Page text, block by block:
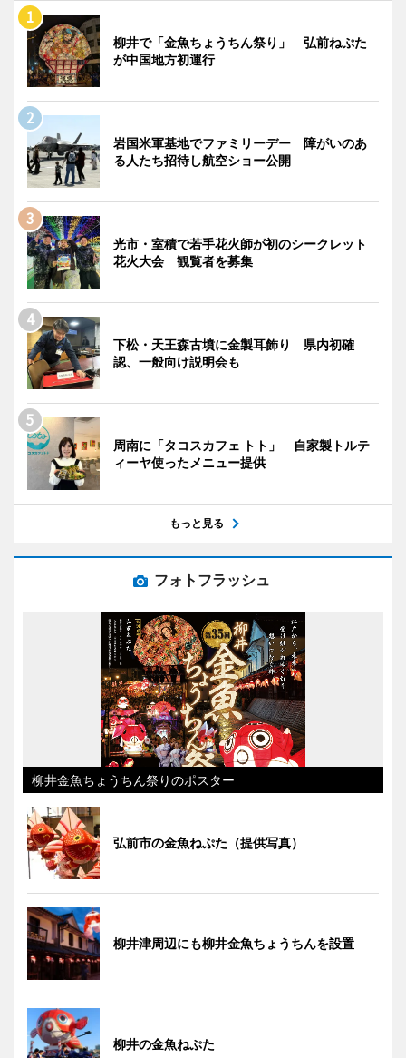
柳井で「金魚ちょうちん祭り」 弘前ねぷた
が中国地方初運行
岩国米軍基地でファミリーデー 障がいのあ
る人たち招待し航空ショー公開
光市・室積で若手花火師が初のシークレット
花火大会 観覧者を募集
下松・天王森古墳に金製耳飾り 県内初確
認、一般向け説明会も
周南に「タコスカフェ トト」 自家製トルテ
ィーヤ使ったメニュー提供
もっと見る
フォトフラッシュ
柳井金魚ちょうちん祭りのポスター
弘前市の金魚ねぷた（提供写真）
柳井津周辺にも柳井金魚ちょうちんを設置
柳井の金魚ねぷた